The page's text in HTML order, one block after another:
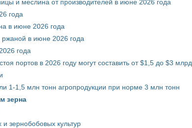
и меслина от производителей в июне 2026 года
года
в июне 2026 года
в июне 2026 года
года
портов в 2026 году могут составить от $1,5 до $3 млрд
1-1,5 млн тонн агропродукции при норме 3 млн тонн
зерна
зернобобовых культур